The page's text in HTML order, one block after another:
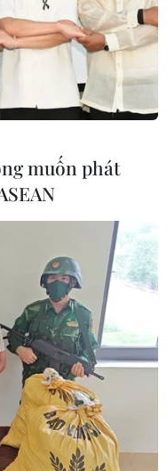
đồ án quy hoạch
bị đấu giá
là Bệnh viện đa
ở điểm giao giữa
11, thành phố
muốn phát